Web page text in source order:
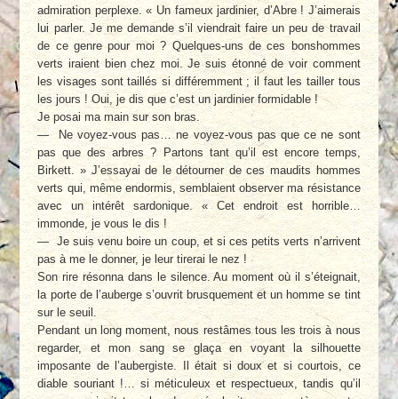
admiration perplexe. « Un fameux jardinier, d’Abre ! J’aimerais
lui parler. Je me demande s’il viendrait faire un peu de travail
de ce genre pour moi ? Quelques-uns de ces bonshommes
verts iraient bien chez moi. Je suis étonné de voir comment
les visages sont taillés si différemment ; il faut les tailler tous
les jours ! Oui, je dis que c’est un jardinier formidable !
Je posai ma main sur son bras.
— Ne voyez-vous pas… ne voyez-vous pas que ce ne sont
pas que des arbres ? Partons tant qu’il est encore temps,
Birkett. » J’essayai de le détourner de ces maudits hommes
verts qui, même endormis, semblaient observer ma résistance
avec un intérêt sardonique. « Cet endroit est horrible…
immonde, je vous le dis !
— Je suis venu boire un coup, et si ces petits verts n’arrivent
pas à me le donner, je leur tirerai le nez !
Son rire résonna dans le silence. Au moment où il s’éteignait,
la porte de l’auberge s’ouvrit brusquement et un homme se tint
sur le seuil.
Pendant un long moment, nous restâmes tous les trois à nous
regarder, et mon sang se glaça en voyant la silhouette
imposante de l’aubergiste. Il était si doux et si courtois, ce
diable souriant !… si méticuleux et respectueux, tandis qu’il